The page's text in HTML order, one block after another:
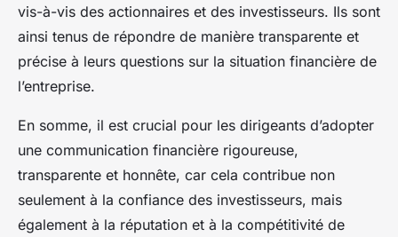
vis-à-vis des actionnaires et des investisseurs. Ils sont
ainsi tenus de répondre de manière transparente et
précise à leurs questions sur la situation financière de
l’entreprise.
En somme, il est crucial pour les dirigeants d’adopter
une communication financière rigoureuse,
transparente et honnête, car cela contribue non
seulement à la confiance des investisseurs, mais
également à la réputation et à la compétitivité de